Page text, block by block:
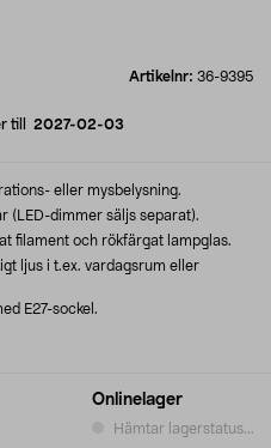
Artikelnr: 36-9395
till 2027-02-03
Onlinelager
Hämtar lagerstatus...
eller mysbelysning.
(LED-dimmer säljs separat).
filament och rökfärgat lampglas.
ljus i t.ex. vardagsrum eller
E27-sockel.